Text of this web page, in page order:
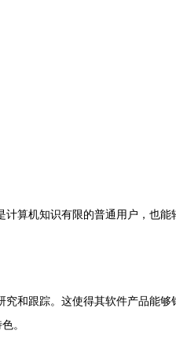
算机知识有限的普通用户，也
和跟踪。这使得其软件产品能
。